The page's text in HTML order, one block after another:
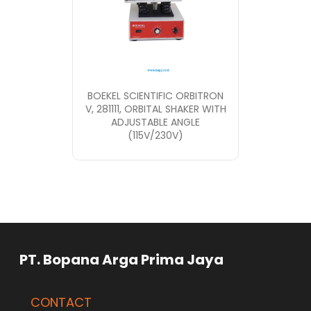
BOEKEL SCIENTIFIC ORBITRON
V, 281111, ORBITAL SHAKER WITH
ADJUSTABLE ANGLE
(115V/230V)
Prima Jaya
CONTACT